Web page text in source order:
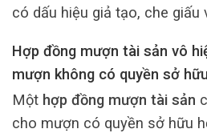
có dấu hiệu giả tạo, che giấu
Hợp đồng mượn tài sản vô
mượn không có quyền sở
Một hợp đồng mượn tài sản
cho mượn có quyền sở hữu